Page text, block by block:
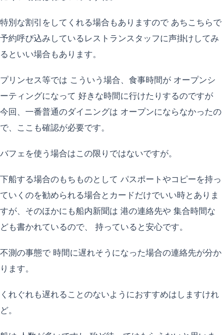
特別な割引をしてくれる場合もありますので あちこちらで
予約呼び込みしているレストランスタッフに声掛けしてみ
るといい場合もあります。
プリンセス等では こういう場合、食事時間が オープンシ
ーティングになって 好きな時間に行けたりするのですが
今回、一番普通のダイニングは オープンにならなかったの
で、ここも確認が必要です。
バフェを使う場合はこの限りではないですが。
下船する場合のもちものとして パスポートやコピーを持っ
ていくのを勧められる場合とカードだけでいい時とありま
すが、そのほかにも船内新聞は 港の連絡先や 集合時間な
ども書かれているので、 持っていると安心です。
不測の事態で 時間に遅れそうになった場合の連絡先が分か
ります。
くれぐれも遅れることのないようにおすすめはしますけれ
ど。